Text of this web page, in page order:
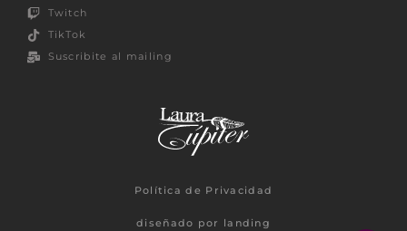
Twitch
TikTok
Suscribite al mailing
Política de Privacidad
diseñado por landing